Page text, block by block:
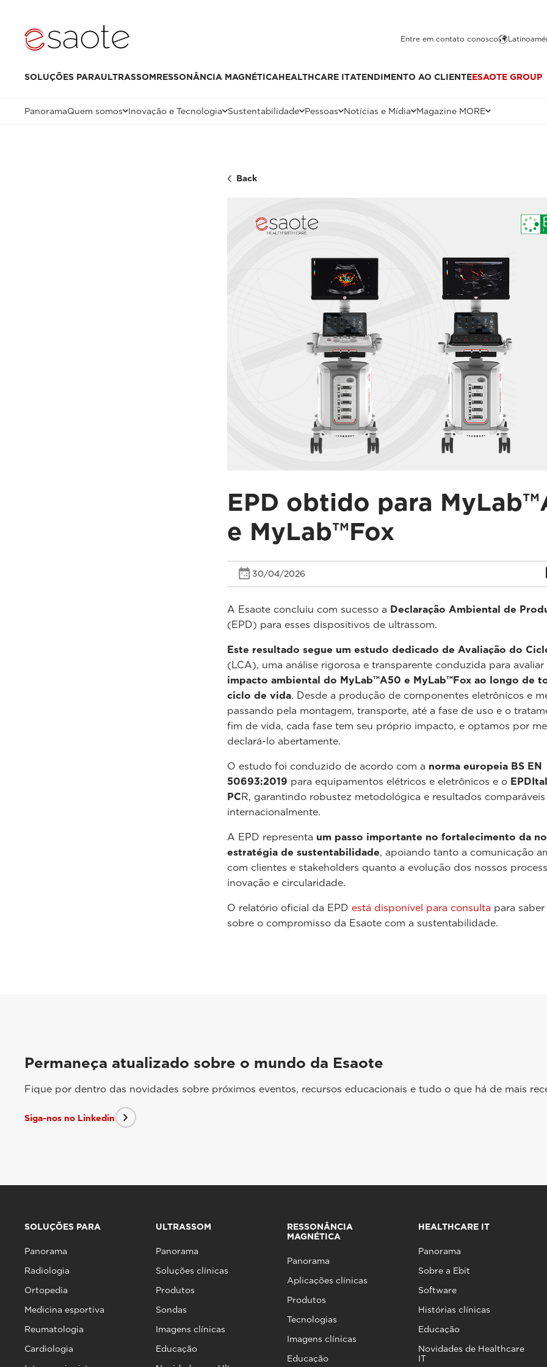
Entre em contato conosco
SOLUÇÕES PARAULTRASSOMRESSONÂNCIA MAGNÉTICAHEALTHCARE ITATENDIMENTO AO CLIENTEESAOTE GROUP
PanoramaQuem somos Inovação e Tecnologia Sustentabilidade Pessoas Notícias e Mídia Magazine MORE
Back
EPD obtido para
e MyLab™Fox
30/04/2026
A Esaote concluiu com sucesso a Declaração Ambiental de
(EPD) para esses dispositivos de ultrassom.
Este resultado segue um estudo dedicado de Avaliação do
(LCA), uma análise rigorosa e transparente conduzida para avaliar
impacto ambiental do MyLab™A50 e MyLab™Fox ao longo de
ciclo de vida. Desde a produção de componentes eletrônicos e
passando pela montagem, transporte, até a fase de uso e o
fim de vida, cada fase tem seu próprio impacto, e optamos por
declará-lo abertamente.
O estudo foi conduzido de acordo com a norma europeia BS EN
50693:2019 para equipamentos elétricos e eletrônicos e o
PCR, garantindo robustez metodológica e resultados comparáveis
internacionalmente.
A EPD representa um passo importante no fortalecimento da
estratégia de sustentabilidade, apoiando tanto a comunicação
com clientes e stakeholders quanto a evolução dos nossos
inovação e circularidade.
O relatório oficial da EPD está disponível para consulta para saber
sobre o compromisso da Esaote com a sustentabilidade.
Permaneça atualizado sobre o mundo da Esaote
Fique por dentro das novidades sobre próximos eventos, recursos educacionais e tudo o que há de mais
Siga-nos no Linkedin
SOLUÇÕES PARA
Panorama
Radiologia
Ortopedia
Medicina esportiva
Reumatologia
Cardiologia
ULTRASSOM
Panorama
Soluções clínicas
Produtos
Sondas
Imagens clínicas
Educação
RESSONÂNCIA
MAGNÉTICA
Panorama
Aplicações clínicas
Produtos
Tecnologias
Imagens clínicas
Educação
HEALTHCARE IT
Panorama
Sobre a Ebit
Software
Histórias clínicas
Educação
Novidades de Healthcare
IT